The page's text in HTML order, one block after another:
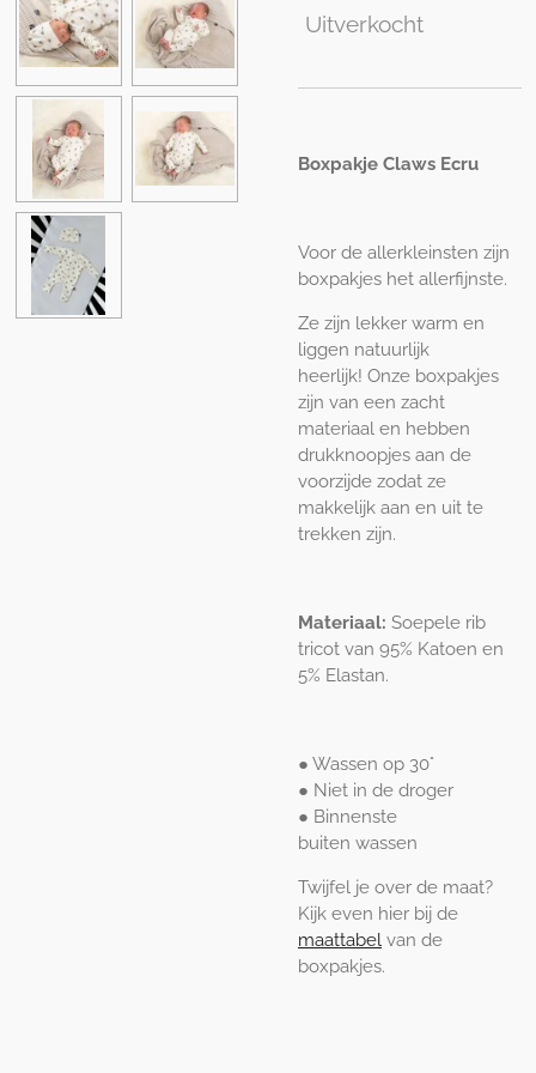
Uitverkocht
Boxpakje Claws Ecru
Voor de allerkleinsten zijn
boxpakjes het allerfijnste.
Ze zijn lekker warm en
liggen natuurlijk
heerlijk! Onze boxpakjes
zijn van een zacht
materiaal en hebben
drukknoopjes aan de
voorzijde zodat ze
makkelijk aan en uit te
trekken zijn.
Materiaal: Soepele rib
tricot van 95% Katoen en
5% Elastan.
● Wassen op 30°
● Niet in de droger
● Binnenste
buiten wassen
Twijfel je over de maat?
Kijk even hier bij de
maattabel van de
boxpakjes.